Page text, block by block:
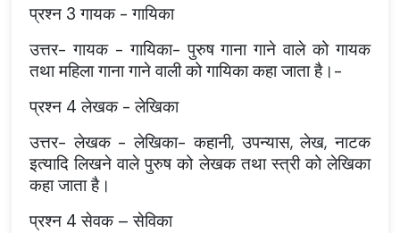
प्रश्न 3 गायक - गायिका
उत्तर- गायक - गायिका- पुरुष गाना गाने वाले को गायक
तथा महिला गाना गाने वाली को गायिका कहा जाता है।-
प्रश्न 4 लेखक - लेखिका
उत्तर- लेखक - लेखिका- कहानी, उपन्यास, लेख, नाटक
इत्यादि लिखने वाले पुरुष को लेखक तथा स्त्री को लेखिका
कहा जाता है।
प्रश्न 4 सेवक – सेविका